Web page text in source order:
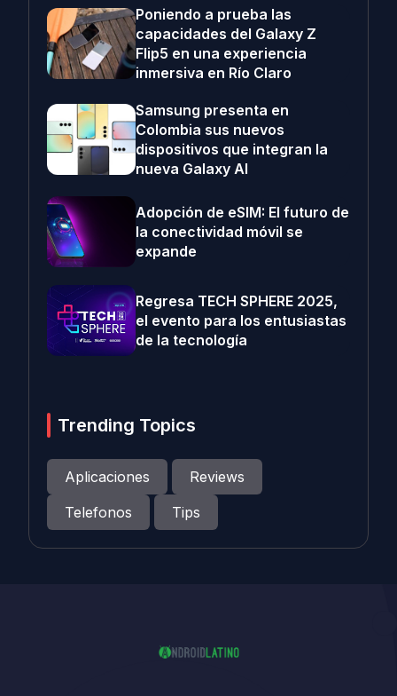
Poniendo a prueba las
capacidades del Galaxy Z
Flip5 en una experiencia
inmersiva en Río Claro
Samsung presenta en
Colombia sus nuevos
dispositivos que integran la
nueva Galaxy AI
Adopción de eSIM: El futuro de
la conectividad móvil se
expande
Regresa TECH SPHERE 2025,
el evento para los entusiastas
de la tecnología
Trending Topics
Aplicaciones
Reviews
Telefonos
Tips